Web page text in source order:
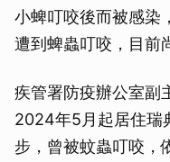
小蜱叮咬後而被感染
遭到蜱蟲叮咬，目前
疾管署防疫辦公室副
2024年5月起居住瑞
步，曾被蚊蟲叮咬，